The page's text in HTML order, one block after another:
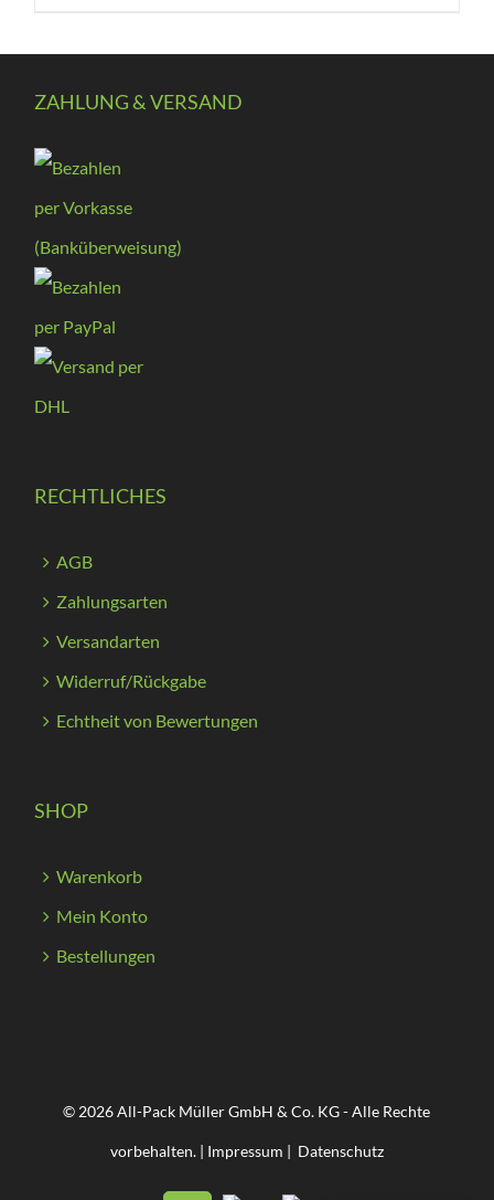
ZAHLUNG & VERSAND
RECHTLICHES
AGB
Zahlungsarten
Versandarten
Widerruf/Rückgabe
Echtheit von Bewertungen
SHOP
Warenkorb
Mein Konto
Bestellungen
© 2026 All-Pack Müller GmbH & Co. KG - Alle Rechte
vorbehalten. | Impressum | Datenschutz